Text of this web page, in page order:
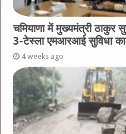
चमियाणा में मुख्यमंत्री
3-टेस्ला एमआरआई सुविधा का
4 weeks ago